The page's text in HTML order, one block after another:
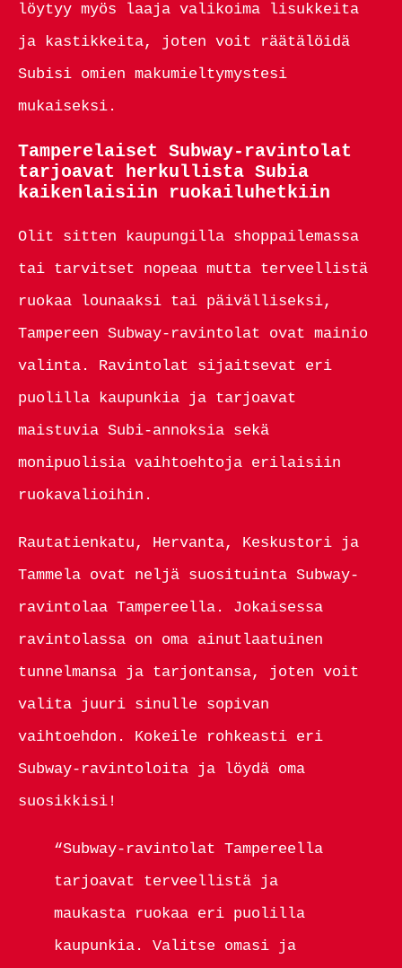
löytyy myös laaja valikoima lisukkeita
ja kastikkeita, joten voit räätälöidä
Subisi omien makumieltymystesi
mukaiseksi.
Tamperelaiset Subway-ravintolat
tarjoavat herkullista Subia
kaikenlaisiin ruokailuhetkiin
Olit sitten kaupungilla shoppailemassa
tai tarvitset nopeaa mutta terveellistä
ruokaa lounaaksi tai päivälliseksi,
Tampereen Subway-ravintolat ovat mainio
valinta. Ravintolat sijaitsevat eri
puolilla kaupunkia ja tarjoavat
maistuvia Subi-annoksia sekä
monipuolisia vaihtoehtoja erilaisiin
ruokavalioihin.
Rautatienkatu, Hervanta, Keskustori ja
Tammela ovat neljä suosituinta Subway-
ravintolaa Tampereella. Jokaisessa
ravintolassa on oma ainutlaatuinen
tunnelmansa ja tarjontansa, joten voit
valita juuri sinulle sopivan
vaihtoehdon. Kokeile rohkeasti eri
Subway-ravintoloita ja löydä oma
suosikkisi!
“Subway-ravintolat Tampereella
tarjoavat terveellistä ja
maukasta ruokaa eri puolilla
kaupunkia. Valitse omasi ja